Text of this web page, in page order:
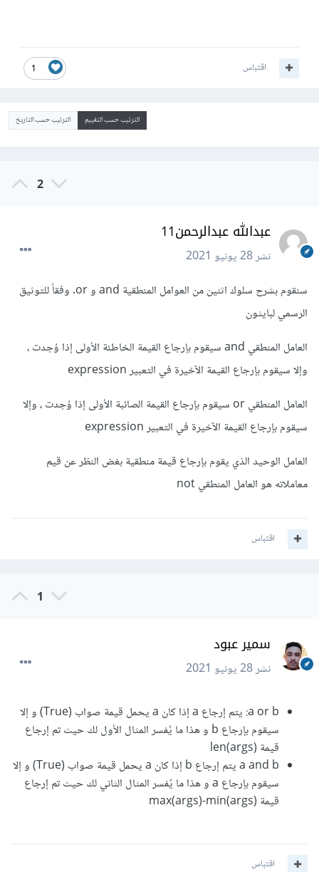
1 اقتباس
الترتيب حسب التقييم الترتيب حسب التاريخ
2
عبدالله عبدالرحمن11
نشر28 يونيو 2021
سنقوم بشرح سلوك اثنين من العوامل المنطقية and و or. وفقاً للتوثيق
الرسمي لبايثون
العامل المنطقي and سيقوم بإرجاع القيمة الخاطئة الأولى إذا وُجدت ،
وإلا سيقوم بإرجاع القيمة الآخيرة في التعبير expression
العامل المنطقي or سيقوم بإرجاع القيمة الصائبة الأولى إذا وُجدت ، وإلا
سيقوم بإرجاع القيمة الآخيرة في التعبير expression
العامل الوحيد الذي يقوم بإرجاع قيمة منطقية بغض النظر عن قيم
معاملاته هو العامل المنطقي not
اقتباس
1
سمير عبود
نشر28 يونيو 2021
a or b: يتم إرجاع a إذا كان a يحمل قيمة صواب (True) و إلا
سيقوم بإرجاع b و هذا ما يُفسر المثال الأول لك حيث تم إرجاع
قيمة len(args)
a and b يتم إرجاع b إذا كان a يحمل قيمة صواب (True) و إلا
سيقوم بإرجاع a و هذا ما يُفسر المثال الثاني لك حيث تم إرجاع
قيمة max(args)-min(args)
اقتباس